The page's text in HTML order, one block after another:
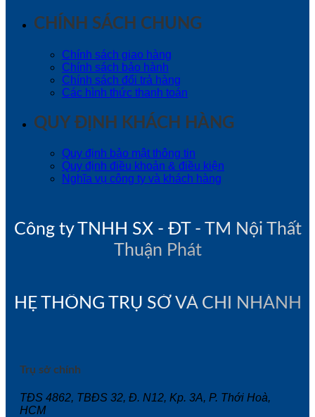
CHÍNH SÁCH CHUNG
Chính sách giao hàng
Chính sách bảo hành
Chính sách đổi trả hàng
Các hình thức thanh toán
QUY ĐỊNH KHÁCH HÀNG
Quy định bảo mật thông tin
Quy định điều khoản & điều kiện
Nghĩa vụ công ty và khách hàng
Công ty TNHH SX - ĐT - TM Nội Thất
Thuận Phát
HỆ THỐNG TRỤ SỞ VÀ CHI NHÁNH
Trụ sở chính
TĐS 4862, TBĐS 32, Đ. N12, Kp. 3A, P. Thới Hoà,
HCM